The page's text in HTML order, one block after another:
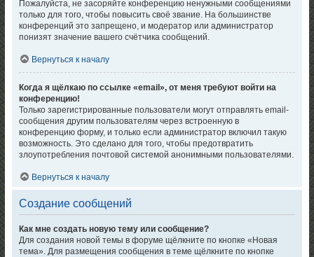
Пожалуйста, не засоряйте конференцию ненужными сообщениями
только для того, чтобы повысить своё звание. На большинстве
конференций это запрещено, и модератор или администратор
понизят значение вашего счётчика сообщений.
Вернуться к началу
Когда я щёлкаю по ссылке «email», от меня требуют войти на
конференцию!
Только зарегистрированные пользователи могут отправлять email-
сообщения другим пользователям через встроенную в
конференцию форму, и только если администратор включил такую
возможность. Это сделано для того, чтобы предотвратить
злоупотребления почтовой системой анонимными пользователями.
Вернуться к началу
Создание сообщений
Как мне создать новую тему или сообщение?
Для создания новой темы в форуме щёлкните по кнопке «Новая
тема». Для размещения сообщения в теме щёлкните по кнопке